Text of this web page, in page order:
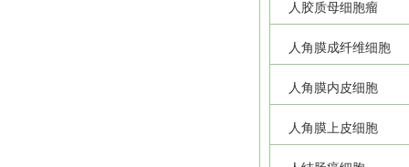
人胶质母细胞瘤
人角膜成纤维细胞
人角膜内皮细胞
人角膜上皮细胞